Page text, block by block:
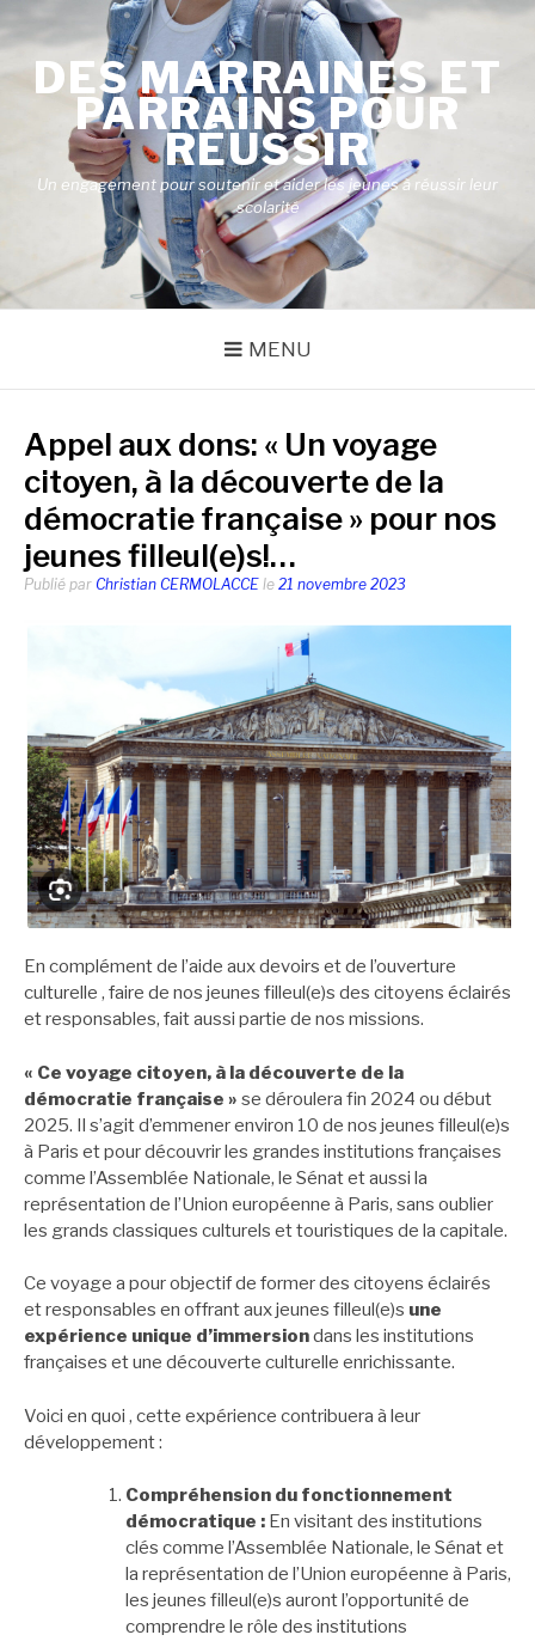
contenuDES MARRAINES ET
PARRAINS POUR
RÉUSSIR
Un engagement pour soutenir et aider les jeunes à réussir leur
scolarité
MENU
Appel aux dons: « Un voyage
citoyen, à la découverte de la
démocratie française » pour nos
jeunes filleul(e)s!…
Publié par Christian CERMOLACCE le 21 novembre 2023
En complément de l’aide aux devoirs et de l’ouverture
culturelle , faire de nos jeunes filleul(e)s des citoyens éclairés
et responsables, fait aussi partie de nos missions.
« Ce voyage citoyen, à la découverte de la
démocratie française » se déroulera fin 2024 ou début
2025. Il s’agit d’emmener environ 10 de nos jeunes filleul(e)s
à Paris et pour découvrir les grandes institutions françaises
comme l’Assemblée Nationale, le Sénat et aussi la
représentation de l’Union européenne à Paris, sans oublier
les grands classiques culturels et touristiques de la capitale.
Ce voyage a pour objectif de former des citoyens éclairés
et responsables en offrant aux jeunes filleul(e)s une
expérience unique d’immersiondans les institutions
françaises et une découverte culturelle enrichissante.
Voici en quoi , cette expérience contribuera à leur
développement :
Compréhension du fonctionnement
démocratique : En visitant des institutions
clés comme l’Assemblée Nationale, le Sénat et
la représentation de l’Union européenne à Paris,
les jeunes filleul(e)s auront l’opportunité de
comprendre le rôle des institutions